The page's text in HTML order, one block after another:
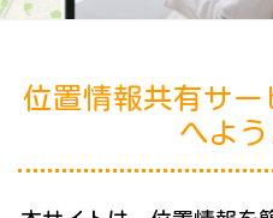
位置情報共有サー
へよう